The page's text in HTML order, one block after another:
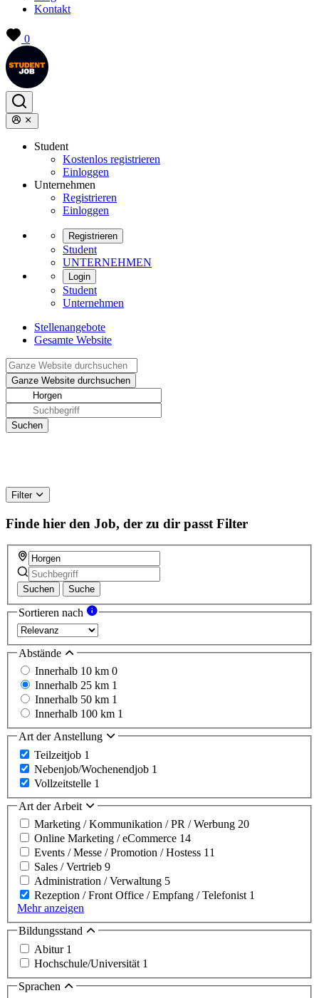
Kontakt
0
Student
Kostenlos registrieren
Einloggen
Unternehmen
Registrieren
Einloggen
Registrieren
Student
UNTERNEHMEN
Login
Student
Unternehmen
Stellenangebote
Gesamte Website
Filter
Finde hier den Job, der zu dir passt Filter
Suchen Suche
Sortieren nach
Abstände
Innerhalb 10 km 0
Innerhalb 25 km 1
Innerhalb 50 km 1
Innerhalb 100 km 1
Art der Anstellung
Teilzeitjob 1
Nebenjob/Wochenendjob 1
Vollzeitstelle 1
Art der Arbeit
Marketing / Kommunikation / PR / Werbung 20
Online Marketing / eCommerce 14
Events / Messe / Promotion / Hostess 11
Sales / Vertrieb 9
Administration / Verwaltung 5
Rezeption / Front Office / Empfang / Telefonist 1
Mehr anzeigen
Bildungsstand
Abitur 1
Hochschule/Universität 1
Sprachen